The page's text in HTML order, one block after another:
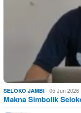
SELOKO JAMBI 05 Jun 2026
Makna Simbolik